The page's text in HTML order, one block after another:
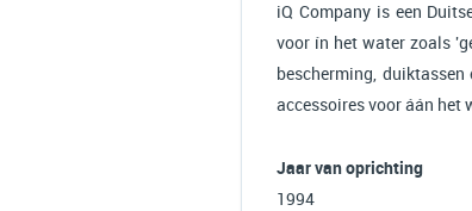
iQ Company is een
voor ín het water zoals
bescherming,
accessoires voor áán het
Jaar van oprichting
1994